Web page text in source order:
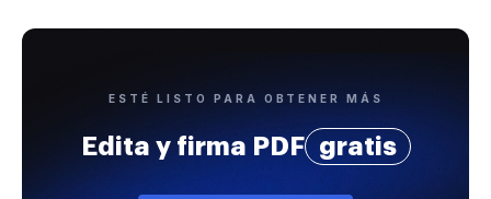
ESTÉ LISTO PARA OBTENER MÁS
Edita y firma PDF gratis